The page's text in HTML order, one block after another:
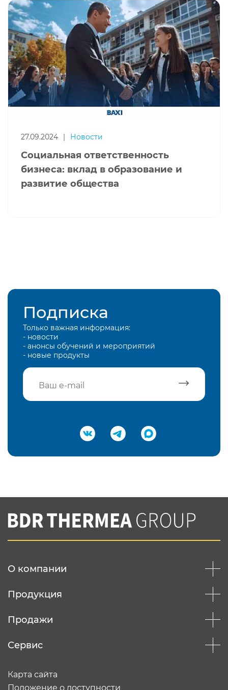
27.09.2024 | Новости
Социальная ответственность
бизнеса: вклад в образование и
развитие общества
Подписка
Только важная информация:
- новости
- анонсы обучений и мероприятий
- новые продукты
Подтвердить e-mail
Вы соглашаетесь с нашей политикой
конфеденциальности
О компании
Продукция
Продажи
Сервис
Карта сайта
Положение о доступности